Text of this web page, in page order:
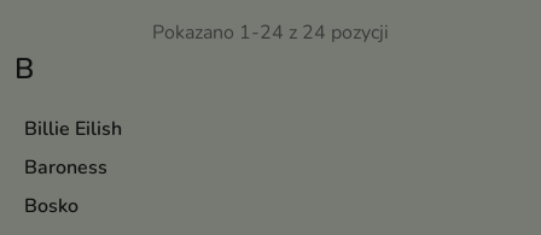
B
Billie Eilish
Baroness
Bosko
Pokazano 1-24 z 24 pozycji